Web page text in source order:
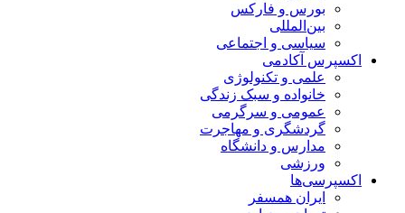
بورس و فارکس
بین‌المللی
سیاسی و اجتماعی
اکسپرس آکادمی
علمی و تکنولوژی
خانواده و سبک زندگی
عمومی و سرگرمی
گردشگری و مهاجرت
مدارس و دانشگاه
ورزشی
اکسپرسی‌ها
ایران همسفر